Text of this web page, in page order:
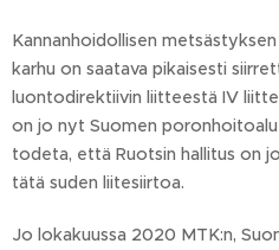
Kannanhoidollisen
karhu on saatava pikaisesti
luontodirektiivin liitteestä IV
on jo nyt Suomen
todeta, että Ruotsin hallitus on
tätä suden liitesiirtoa.
Jo lokakuussa 2020 MTK:n,